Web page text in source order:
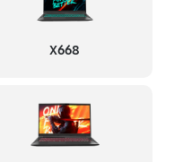
X668